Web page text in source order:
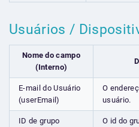
Usuários /
Nome do campo
(Interno)
E-mail do Usuário
(userEmail)
O
usuário.
ID de grupo
O id do